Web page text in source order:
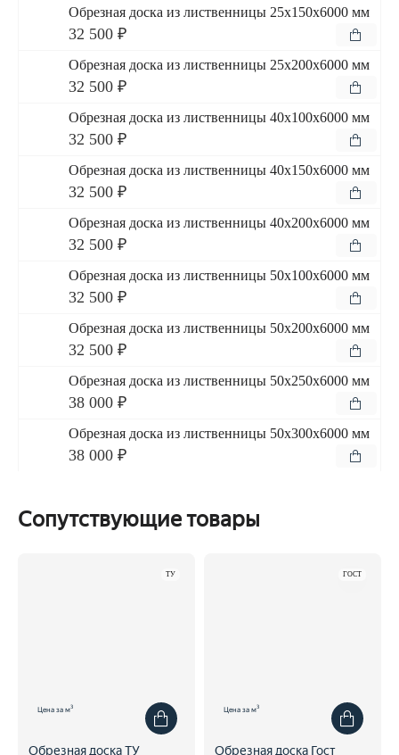
Обрезная доска из лиственницы 25x150x6000 мм
32 500 ₽
Обрезная доска из лиственницы 25x200x6000 мм
32 500 ₽
Обрезная доска из лиственницы 40x100x6000 мм
32 500 ₽
Обрезная доска из лиственницы 40x150x6000 мм
32 500 ₽
Обрезная доска из лиственницы 40x200x6000 мм
32 500 ₽
Обрезная доска из лиственницы 50x100x6000 мм
32 500 ₽
Обрезная доска из лиственницы 50x200x6000 мм
32 500 ₽
Обрезная доска из лиственницы 50x250x6000 мм
38 000 ₽
Обрезная доска из лиственницы 50x300x6000 мм
38 000 ₽
Сопутствующие товары
ТУ
Цена за м3
Обрезная доска ТУ
ГОСТ
Цена за м3
Обрезная доска Гост